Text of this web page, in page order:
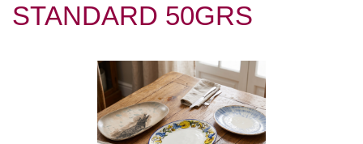
STANDARD 50GRS